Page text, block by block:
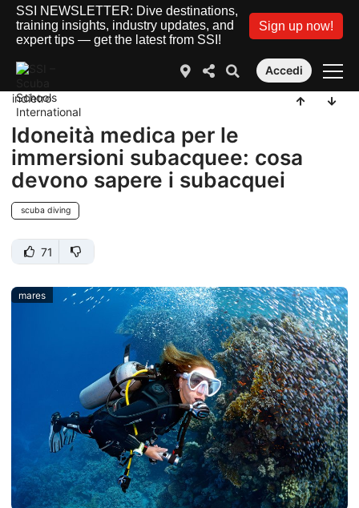
SSI NEWSLETTER: Dive destinations,
training insights, industry updates, and
expert tips — get the latest from SSI!
Sign up now!
Accedi
indietro
Idoneità medica per le
immersioni subacquee: cosa
devono sapere i subacquei
scuba diving
71
mares